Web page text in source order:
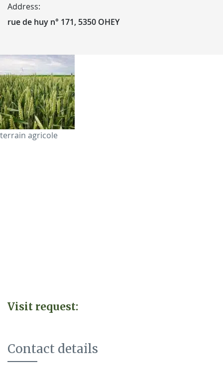
Address:
rue de huy n° 171, 5350 OHEY
terrain agricole
Visit request:
Contact details